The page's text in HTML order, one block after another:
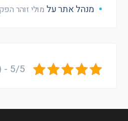
מנהל אתרעלמולי זוהר
5/5 - (1 vote)